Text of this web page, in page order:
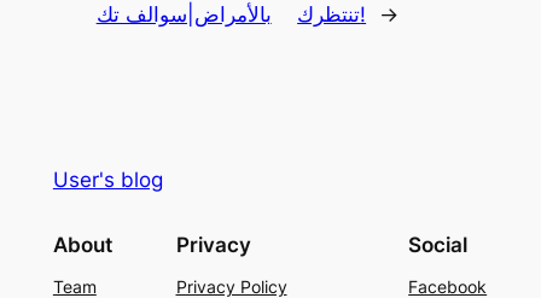
بالأمراض|سوالف تك
تنتظرك!
→
User's blog
About
Team
Privacy
Privacy Policy
Social
Facebook